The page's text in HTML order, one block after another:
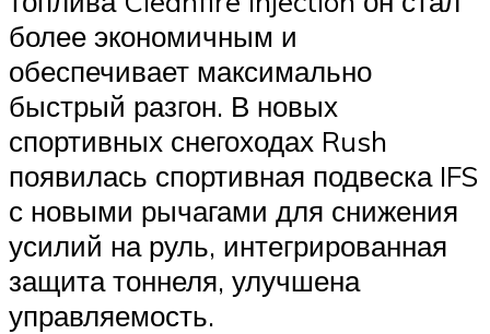
более экономичным и
обеспечивает максимально
быстрый разгон. В новых
спортивных снегоходах Rush
появилась спортивная подвеска IFS
с новыми рычагами для снижения
усилий на руль, интегрированная
защита тоннеля, улучшена
управляемость.